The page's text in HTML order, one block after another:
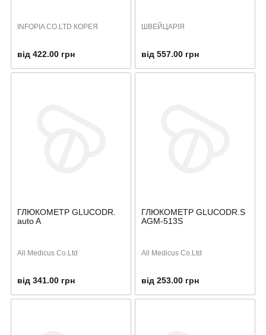
INFOPIA CO.LTD КОРЕЯ
від 422.00 грн
ШВЕЙЦАРІЯ
від 557.00 грн
ГЛЮКОМЕТР GLUCODR.
auto A
All Medicus Co.Ltd
від 341.00 грн
ГЛЮКОМЕТР GLUCODR.S
AGM-513S
All Medicus Co.Ltd
від 253.00 грн